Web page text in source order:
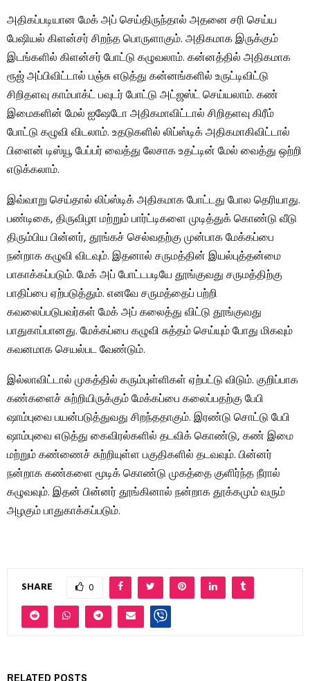
அதிகப்படியான மேக் அப் செய்திருந்தால் அதனை சரி செய்ய
பேஷியல் கிளன்சர் சிறந்த பொருளாகும். அதிகமாக இருக்கும்
இடங்களில் கிளன்சர் போட்டு கழுவலாம். கன்னத்தில் அதிகமாக
ரூஜ் அப்பிவிட்டால் பஞ்சு எடுத்து கன்னங்களில் உருட்டிவிட்டு
சிறிதளவு காம்பாக்ட் பவுடர் போட்டு அட்ஜஸ்ட் செய்யலாம். கண்
இமைகளின் மேல் ஐஷேடோ அதிகமாவிட்டால் சிறிதளவு கிரீம்
போட்டு கழுவி விடலாம். உதடுகளில் லிப்ஸ்டிக் அதிகமாகிவிட்டால்
பிளைன் டிஸ்யூ பேப்பர் வைத்து லேசாக உதட்டின் மேல் வைத்து ஒற்றி
எடுக்கலாம்.
இவ்வாறு செய்தால் லிப்ஸ்டிக் அதிகமாக போட்டது போல தெரியாது.
பண்டிகை, திருவிழா மற்றும் பார்ட்டிகளை முடித்துக் கொண்டு வீடு
திரும்பிய பின்னர், தூங்கச் செல்வதற்கு முன்பாக மேக்கப்பை
நன்றாக கழுவி விடவும். இதனால் சருமத்தின் இயல்புத்தன்மை
பாகாக்கப்படும். மேக் அப் போட்டபடியே தூங்குவது சருமத்திற்கு
பாதிப்பை ஏற்படுத்தும். எனவே சருமத்தைப் பற்றி
கவலைப்படுபவர்கள் மேக் அப் கலைத்து விட்டு தூங்குவது
பாதுகாப்பானது. மேக்கப்பை கழுவி சுத்தம் செய்யும் போது மிகவும்
கவனமாக செயல்பட வேண்டும்.
இல்லாவிட்டால் முகத்தில் கரும்புள்ளிகள் ஏற்பட்டு விடும். குறிப்பாக
கண்களைச் சுற்றியிருக்கும் மேக்கப்பை கலைப்பதற்கு பேபி
ஷாம்புவை பயன்படுத்துவது சிறந்ததாகும். இரண்டு சொட்டு பேபி
ஷாம்புவை எடுத்து கைவிரல்களில் தடவிக் கொண்டு, கண் இமை
மற்றும் கண்ணைச் சுற்றியுள்ள பகுதிகளில் தடவவும். பின்னர்
நன்றாக கண்களை மூடிக் கொண்டு முகத்தை குளிர்ந்த நீரால்
கழுவவும். இதன் பின்னர் தூங்கினால் நன்றாக தூக்கமும் வரும்
அழகும் பாதுகாக்கப்படும்.
SHARE 0
RELATED POSTS